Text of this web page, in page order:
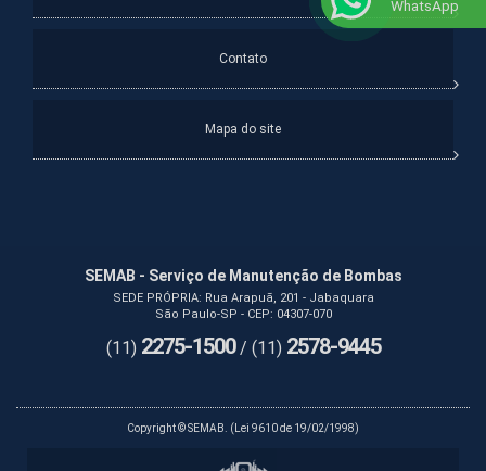
Contato
Mapa do site
SEMAB - Serviço de Manutenção de Bombas
SEDE PRÓPRIA: Rua Arapuã, 201 - Jabaquara
São Paulo-SP - CEP: 04307-070
(11) 2275-1500/ (11) 2578-9445
Copyright © SEMAB. (Lei 9610 de 19/02/1998)
WhatsApp